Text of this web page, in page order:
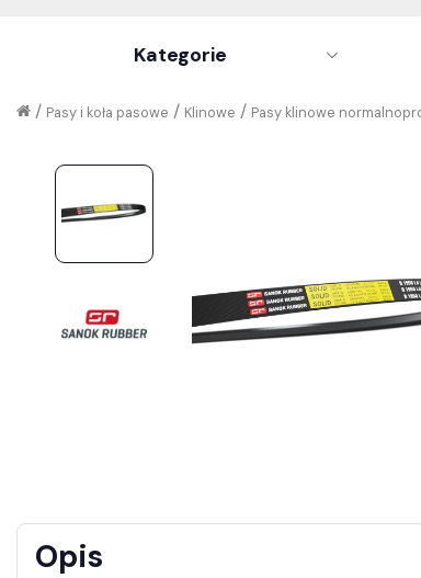
Kategorie
Pasy klinowe
/
Klinowe
/
Pasy i koła pasowe
/
Opis